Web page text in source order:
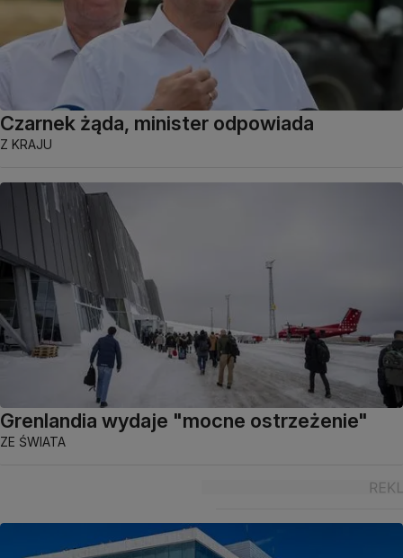
Czarnek żąda, minister odpowiada
Z KRAJU
Grenlandia wydaje "mocne ostrzeżenie"
ZE ŚWIATA